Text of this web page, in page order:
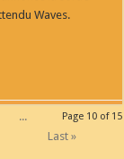
Waves.
Page 10 of 15
...
Last »